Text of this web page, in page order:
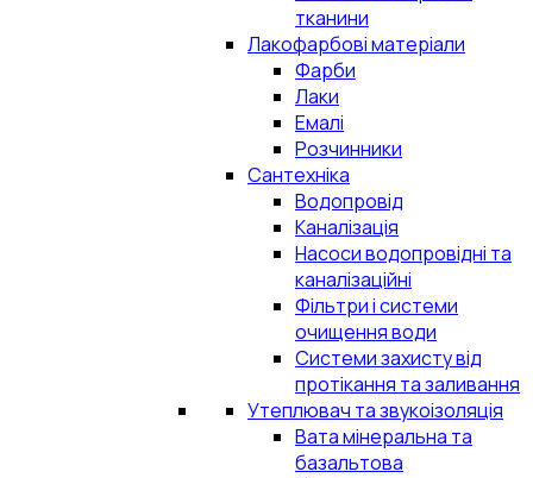
тканини
Лакофарбові матеріали
Фарби
Лаки
Емалі
Розчинники
Сантехніка
Водопровід
Каналізація
Насоси водопровідні та
каналізаційні
Фільтри і системи
очищення води
Системи захисту від
протікання та заливання
Утеплювач та звукоізоляція
Вата мінеральна та
базальтова